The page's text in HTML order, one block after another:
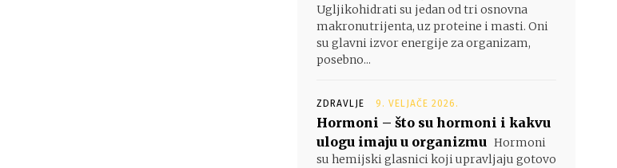
Ugljikohidrati su jedan od tri osnovna
makronutrijenta, uz proteine i masti. Oni
su glavni izvor energije za organizam,
posebno...
ZDRAVLJE 9. VELJAČE 2026.
Hormoni – što su hormoni i kakvu
ulogu imaju u organizmu Hormoni
su hemijski glasnici koji upravljaju gotovo